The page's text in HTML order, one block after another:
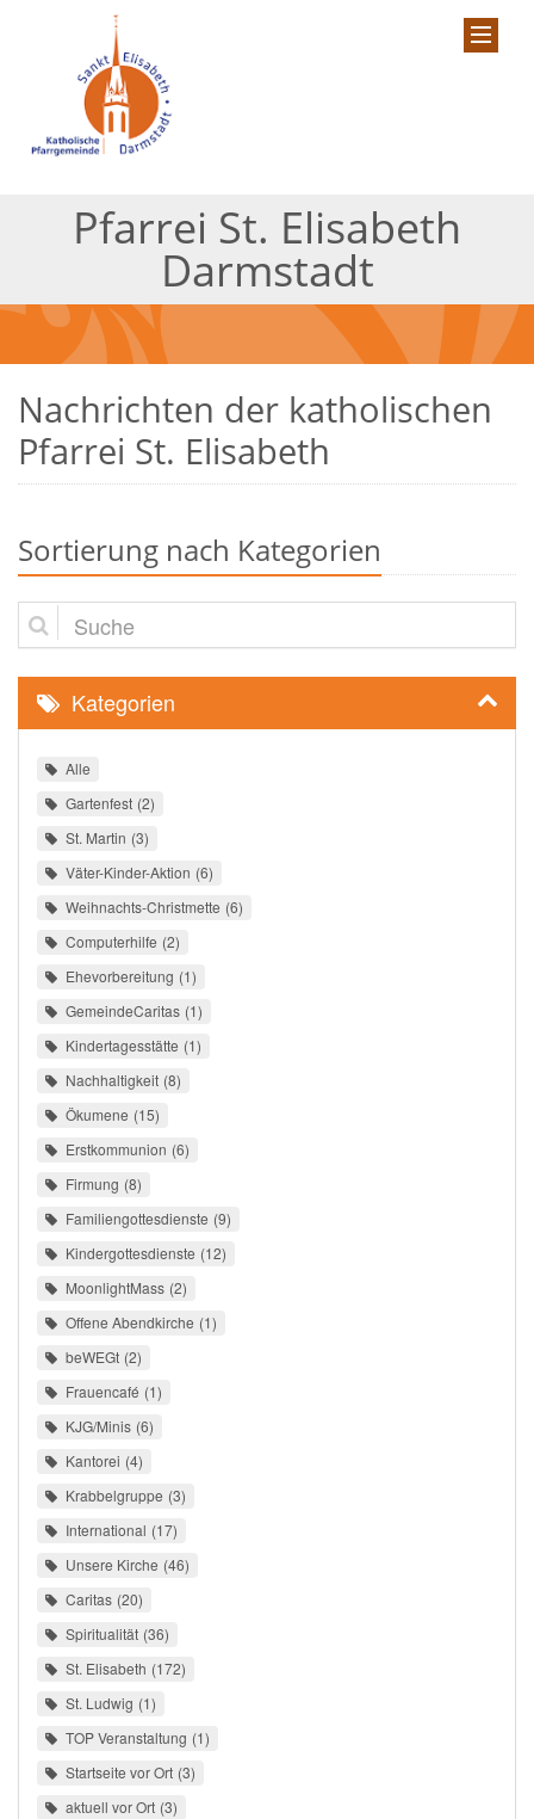
Pfarrei St. Elisabeth
Darmstadt
Nachrichten der katholischen
Pfarrei St. Elisabeth
Sortierung nach Kategorien
Suche
Kategorien
Alle
Gartenfest 2
St. Martin 3
Väter-Kinder-Aktion 6
Weihnachts-Christmette 6
Computerhilfe 2
Ehevorbereitung 1
GemeindeCaritas 1
Kindertagesstätte 1
Nachhaltigkeit 8
Ökumene 15
Erstkommunion 6
Firmung 8
Familiengottesdienste 9
Kindergottesdienste 12
MoonlightMass 2
Offene Abendkirche 1
beWEGt 2
Frauencafé 1
KJG/Minis 6
Kantorei 4
Krabbelgruppe 3
International 17
Unsere Kirche 46
Caritas 20
Spiritualität 36
St. Elisabeth 172
St. Ludwig 1
TOP Veranstaltung 1
Startseite vor Ort 3
aktuell vor Ort 3